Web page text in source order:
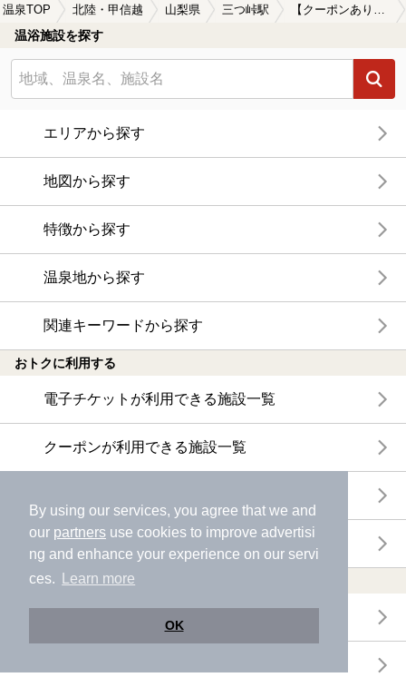
By using our services, you agree that we and
our partners use cookies to improve advertisi
ng and enhance your experience on our servi
ces.
Learn more
OK
温泉TOP 北陸・甲信越 山梨県 三つ峠駅 【クーポンあり】冷え性に効能がある三つ峠駅近くの温泉、日帰り温泉、スーパー銭湯おすすめ
温浴施設を探す
エリアから探す
地図から探す
特徴から探す
温泉地から探す
関連キーワードから探す
おトクに利用する
電子チケットが利用できる施設一覧
クーポンが利用できる施設一覧
今月の新着電子チケット・クーポン一覧
特集・ニュース
ニフティ温泉ニュース